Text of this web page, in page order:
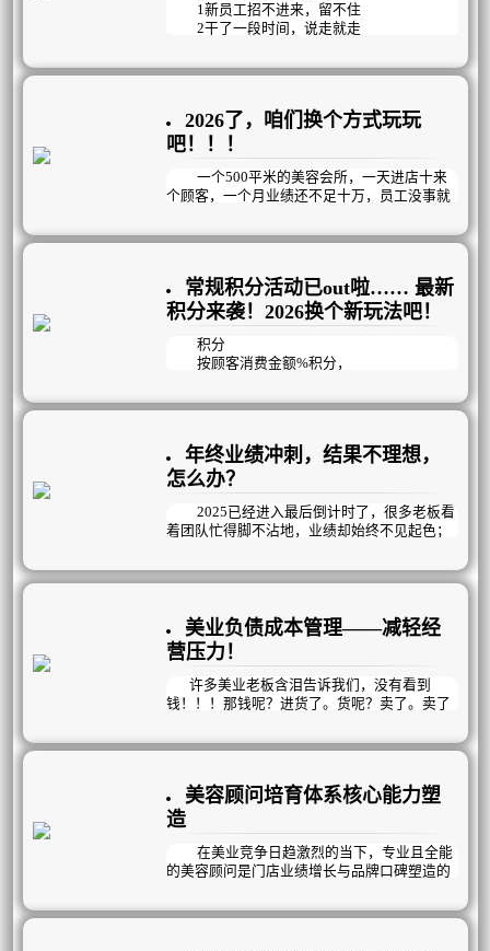
美业需求在经济波动中展现出较强的韧性。
1新员工招不进来，留不住
2干了一段时间，说走就走
4私欲当先，不为企业考虑
只看结果的KPI管理方式已过时，美业更
适合以目标为导向，精确到每天完成情况的OK
R管理模式，它既能明确目标，又注重过程与
结果，更强调员工个体的自主创造性。通过会
议机制，在思想、知识、工具、技能、观
力；再通过过程监督和数据结果检测，帮助员
2026了，咱们换个方式玩玩
吧！！！
一个500平米的美容会所，一天进店十来
个顾客，一个月业绩还不足十万，员工没事就
做了以下几个动作，业绩成功倍增，突破新
常规积分活动已out啦…… 最新
积分来袭！2026换个新玩法吧！
积分
按顾客消费金额%积分，
这种常规的积分活动已经out啦！
其实积分还可以
增加到店率、提升项目消耗、推荐好友、
让顾客养成预约的好习惯……等等；
不就一个积分活动，有您说的那么牛逼
曦玥最强定制积分活动就是能做到！
年终业绩冲刺，结果不理想，
怎么办？
2025已经进入最后倒计时了，很多老板看
着团队忙得脚不沾地，业绩却始终不见起色；
业，活动也做了，为什么业绩结果总不尽如人
意？
问题的核心：
往往在于“战略模糊”与“执行脱节”
与其用“努力”自我感动，不如用“科学的策
略”打一场有准备的冲刺战！
美业负债成本管理——减轻经
营压力！
许多美业老板含泪告诉我们，没有看到
钱！！！那钱呢？进货了。货呢？卖了。卖了
那到底钱在哪呢？不在外面飘，就在库房囤，
美容顾问培育体系核心能力塑
造
在美业竞争日趋激烈的当下，专业且全能
的美容顾问是门店业绩增长与品牌口碑塑造的